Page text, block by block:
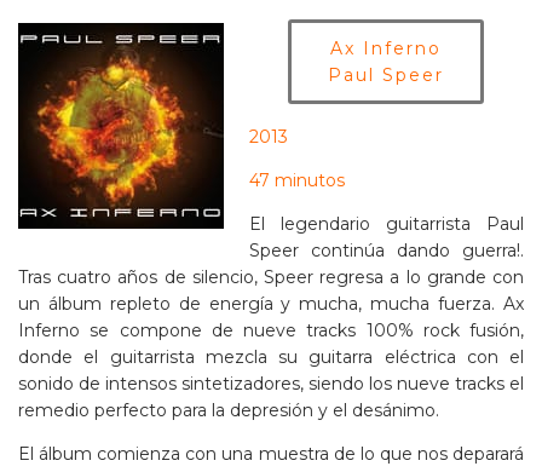
Ax Inferno
Paul Speer
2013
47 minutos
El legendario guitarrista Paul
Speer continúa dando guerra!.
Tras cuatro años de silencio, Speer regresa a lo grande con
un álbum repleto de energía y mucha, mucha fuerza. Ax
Inferno se compone de nueve tracks 100% rock fusión,
donde el guitarrista mezcla su guitarra eléctrica con el
sonido de intensos sintetizadores, siendo los nueve tracks el
remedio perfecto para la depresión y el desánimo.
El álbum comienza con una muestra de lo que nos deparará